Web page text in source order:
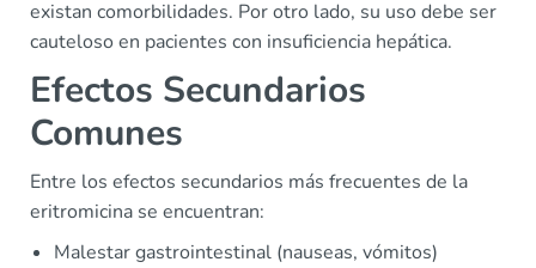
existan comorbilidades. Por otro lado, su uso debe ser
cauteloso en pacientes con insuficiencia hepática.
Efectos Secundarios
Comunes
Entre los efectos secundarios más frecuentes de la
eritromicina se encuentran:
Malestar gastrointestinal (nauseas, vómitos)